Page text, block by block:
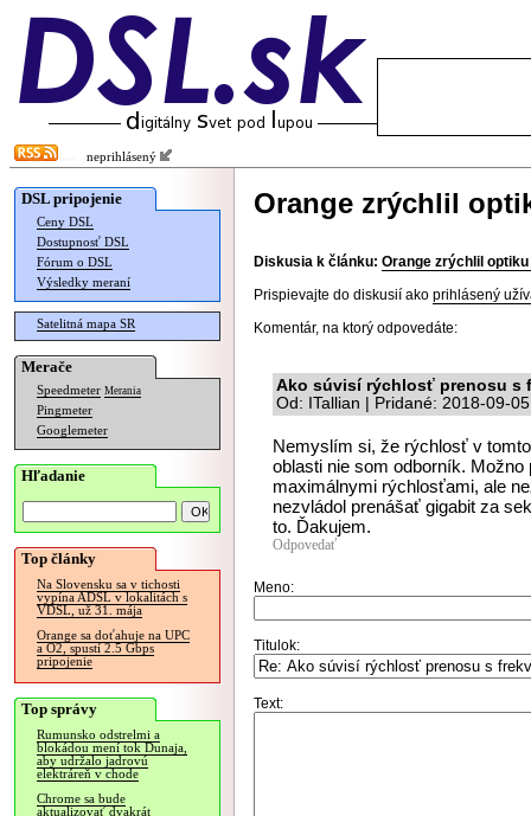
neprihlásený
DSL pripojenie
Ceny DSL
Dostupnosť DSL
Fórum o DSL
Výsledky meraní
Satelitná mapa SR
Merače
Speedmeter Merania
Pingmeter
Googlemeter
Hľadanie
Top články
Na Slovensku sa v tichosti
vypína ADSL v lokalitách s
VDSL, už 31. mája
Orange sa doťahuje na UPC
a O2, spustí 2.5 Gbps
pripojenie
Top správy
Rumunsko odstrelmi a
blokádou mení tok Dunaja,
aby udržalo jadrovú
elektráreň v chode
Chrome sa bude
aktualizovať dvakrát
Orange zrýchlil
Diskusia k článku: Orange zrýchlil optiku
Prispievajte do diskusií ako prihlásený
Komentár, na ktorý odpovedáte:
Ako súvisí rýchlosť prenosu s
Od: ITallian | Pridané: 2018-09-
Nemyslím si, že rýchlosť v
oblasti nie som odborník.
maximálnymi rýchlosťami, ale
nezvládol prenášať gigabit za
to. Ďakujem.
Odpovedať
Meno:
Titulok:
Text: